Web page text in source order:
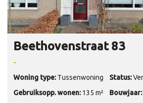
Beethovenstraat 83
-
Woning type: Tussenwoning Status:
Gebruiksopp. wonen: 135 m² Bouwjaar: